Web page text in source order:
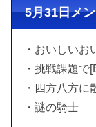
5月31日メ
・おいしいお
・挑戦課題で
・四方八方に
・謎の騎士